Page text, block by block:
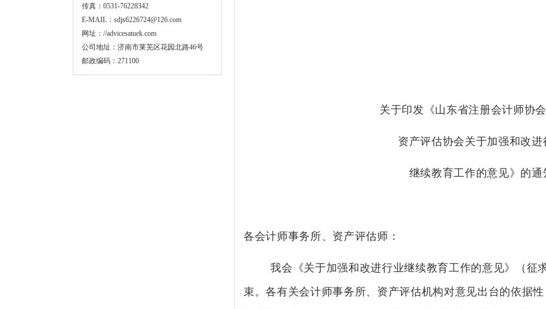
传真：0531-76228342
E-MAIL：sdjs6226724@126.com
网址：//advicesatuek.com
公司地址：济南市莱芜区花园北路46号
邮政编码：271100
关于印发《山东省注册会计师协
资产评估协会关于加强和改进
继续教育工作的意见》的通
各会计师事务所、资产评估师：
我会《关于加强和改进行业继续教育工作的意见》（征
束。各有关会计师事务所、资产评估机构对意见出台的依据